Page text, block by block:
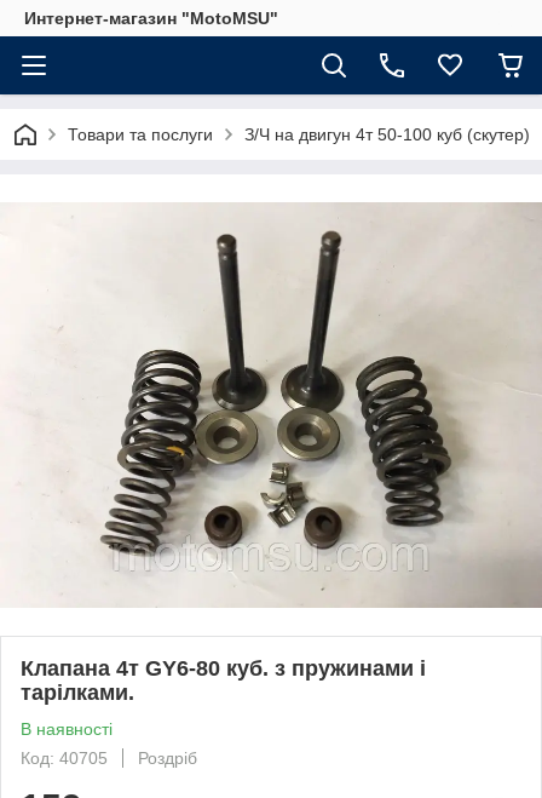
Интернет-магазин "MotoMSU"
Товари та послуги З/Ч на двигун 4т 50-100 куб (скутер)
Клапана 4т GY6-80 куб. з пружинами і
тарілками.
В наявності
Код: 40705
Роздріб